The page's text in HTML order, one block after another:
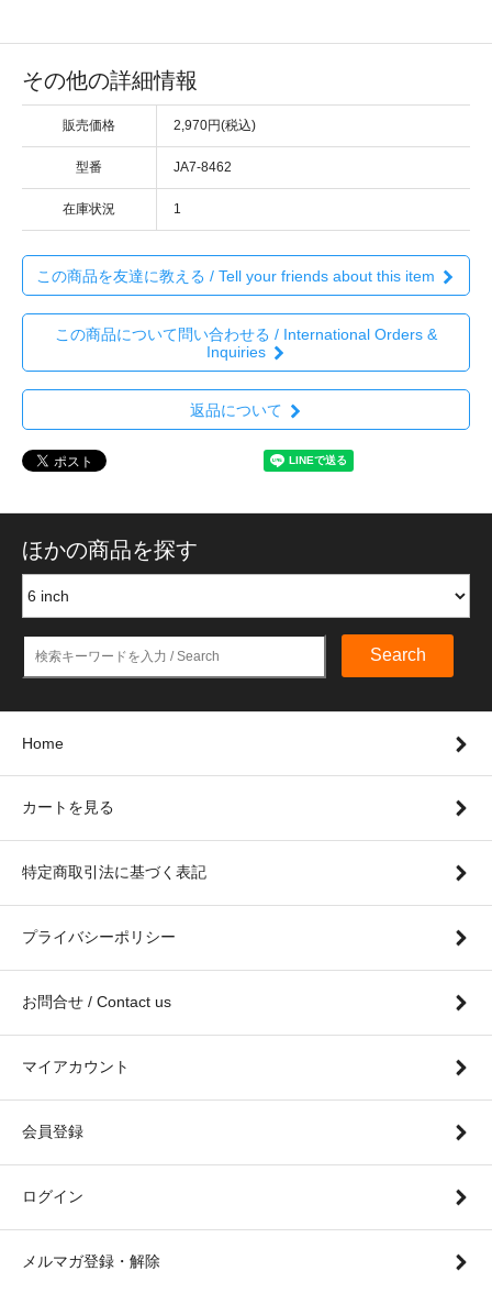
その他の詳細情報
販売価格 2,970円(税込)
型番 JA7-8462
在庫状況 1
この商品を友達に教える / Tell your friends about this item
この商品について問い合わせる / International Orders &
Inquiries
返品について
ほかの商品を探す
Search
Home
カートを見る
特定商取引法に基づく表記
プライバシーポリシー
お問合せ / Contact us
マイアカウント
会員登録
ログイン
メルマガ登録・解除